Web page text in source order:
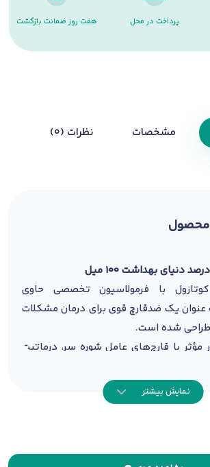
پرداخت در محل هفت روز ضمانت بازگشت
مشخصات نظرات (0)
محصول
با فرمولاسیون تخصصی حاوی
عنوان یک ضدقارچقوی برای درمان مشکلات
شده است.
مؤثر با قارچ‌های عامل شوره سر، درماتیت
پوست سر را بازیابی می‌کند.
مصنوعی، برای استفاده بزرگسالان و
کنید
نمایش بیشتر